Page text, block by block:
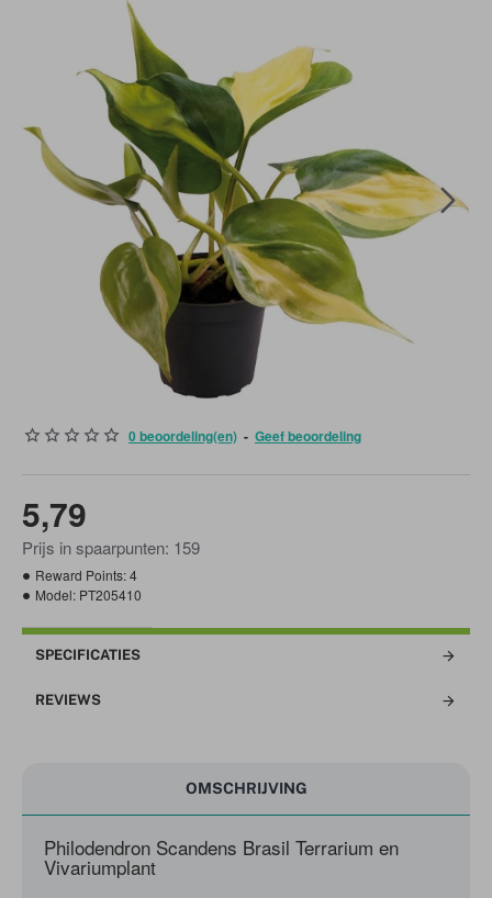
0 beoordeling(en) - Geef beoordeling
5,79
Prijs in spaarpunten: 159
Reward Points:4
Model: PT205410
SPECIFICATIES
REVIEWS
OMSCHRIJVING
Philodendron Scandens Brasil Terrarium en
Vivariumplant